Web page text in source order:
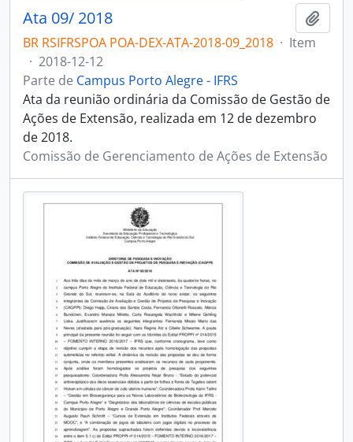
Ata 09/ 2018
BR RSIFRSPOA POA-DEX-ATA-2018-09_2018 · Item
· 2018-12-12
Parte de Campus Porto Alegre - IFRS
Ata da reunião ordinária da Comissão de Gestão de
Ações de Extensão, realizada em 12 de dezembro
de 2018.
Comissão de Gerenciamento de Ações de Extensão